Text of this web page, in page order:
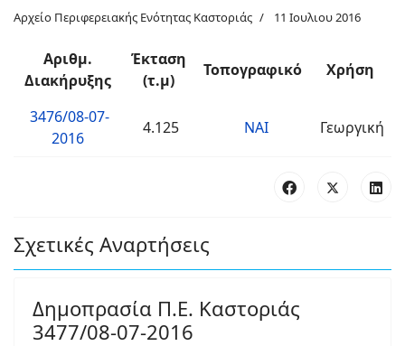
Αρχείο Περιφερειακής Ενότητας Καστοριάς 11 Ιουλιου 2016
Αριθμ.
Διακήρυξης
Έκταση
(τ.μ)
Τοπογραφικό Χρήση
3476/08-07-
2016
4.125 ΝΑΙ Γεωργική
Σχετικές Αναρτήσεις
Δημοπρασία Π.Ε. Καστοριάς
3477/08-07-2016